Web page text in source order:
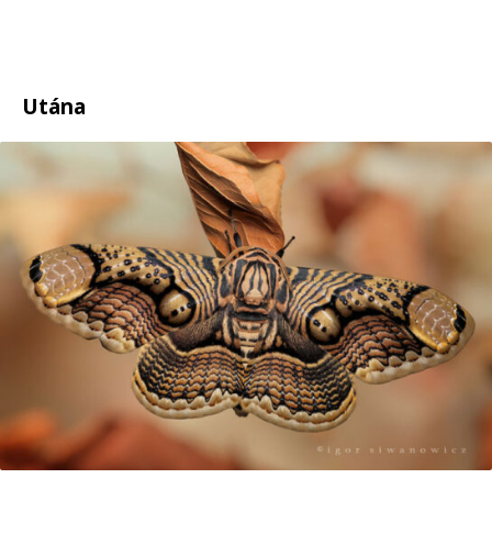
Utána